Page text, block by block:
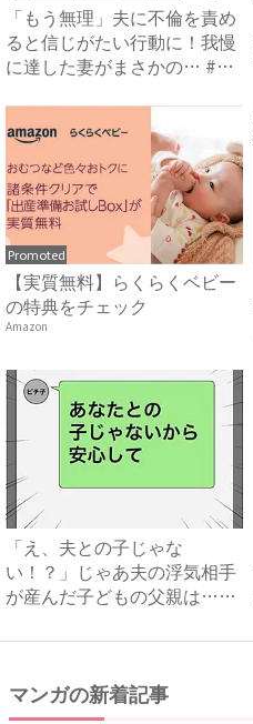
「もう無理」夫に不倫を責め
ると信じがたい行動に！我慢
に達した妻がまさかの… #
Promoted
【実質無料】らくらくベビー
の特典をチェック
Amazon
「え、夫との子じゃな
い！？」じゃあ夫の浮気相手
が産んだ子どもの父親は…？
マンガの新着記事